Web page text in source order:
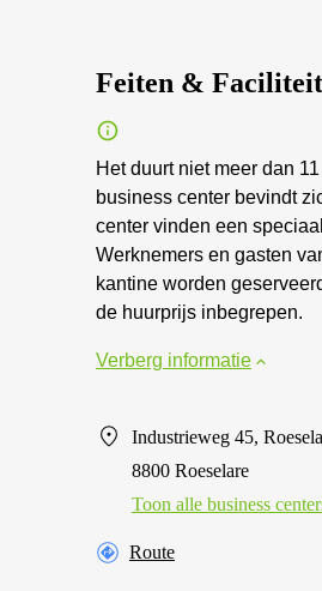
Feiten &
Het duurt niet meer dan
business center bevindt
center vinden een
Werknemers en gasten
kantine worden
de huurprijs inbegrepen.
Verberg informatie
Industrieweg 45,
8800 Roeselare
Toon alle business
Route